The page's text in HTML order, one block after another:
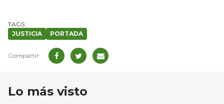
JUSTICIA PORTADA
Lo más visto